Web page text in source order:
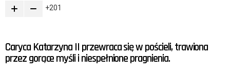
201
Caryca Katarzyna II przewraca się w pościeli, trawiona
przez gorące myśli i niespełnione pragnienia.